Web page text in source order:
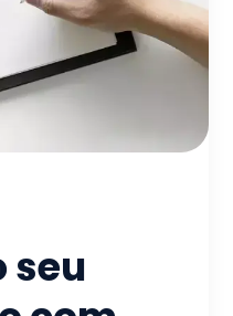
seu